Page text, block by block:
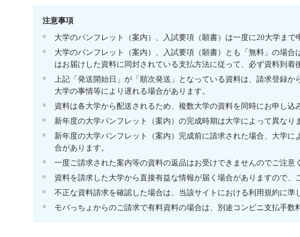
注意事項
大学のパンフレット（案内）、入試要項（願書）は一度に20大学まで
大学のパンフレット（案内）、入試要項（願書）とも「無料」の場
はお届けした資料に同封されている支払方法に従って、必ず資料到着
上記「発送開始日」が「順次発送」となっている資料は、請求登録か
大学の事情等により遅れる場合があります。
資料は各大学から配送されるため、複数大学の資料を同時にお申し込
新年度の大学パンフレット（案内）の完成時期は大学によって異なり
新年度の大学パンフレット（案内）完成前に請求された場合、大学
合があります。
一度ご請求された案内等の資料の返品はお受けできませんのでご注意
資料を請求した大学から直接有益な情報が届く場合がありますので、
不正な資料請求を確認した場合は、当該サイトにおける利用規約に準
モバっちょからのご請求で有料資料の場合は、別途コンビニ支払手数